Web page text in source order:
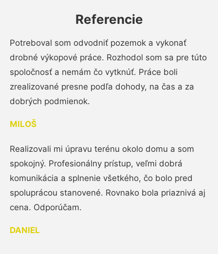
Referencie
Potreboval som odvodniť pozemok a vykonať
drobné výkopové práce. Rozhodol som sa pre túto
spoločnosť a nemám čo vytknúť. Práce boli
zrealizované presne podľa dohody, na čas a za
dobrých podmienok.
MILOŠ
Realizovali mi úpravu terénu okolo domu a som
spokojný. Profesionálny prístup, veľmi dobrá
komunikácia a splnenie všetkého, čo bolo pred
spoluprácou stanovené. Rovnako bola priaznivá aj
cena. Odporúčam.
DANIEL